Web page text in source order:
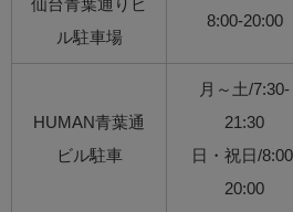
仙台青葉通りビ
ル駐車場
8:00-20:00
HUMAN青葉通
ビル駐車
月～土/7:30-
21:30
日・祝日/
20:00